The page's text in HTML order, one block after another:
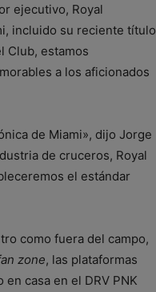
ejecutivo, Royal
incluido su reciente título
Club, estamos
a los aficionados
de Miami», dijo Jorge
de cruceros, Royal
el estándar
como fuera del campo,
zone, las plataformas
casa en el DRV PNK